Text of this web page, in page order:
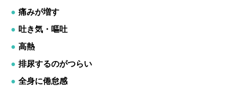
痛みが増す
吐き気・嘔吐
高熱
排尿するのがつらい
全身に倦怠感